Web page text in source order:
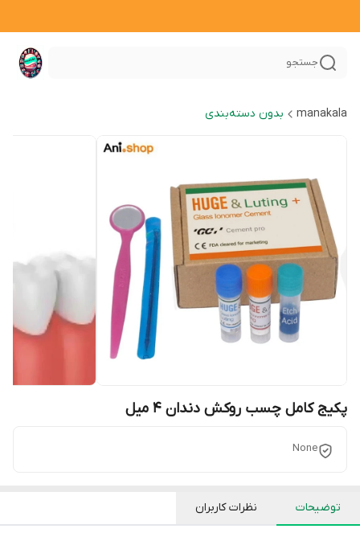
جستجو
manakala بدون دسته‌بندی
پکیج کامل چسب روکش دندان 4 میل
None
توضیحات نظرات کاربران